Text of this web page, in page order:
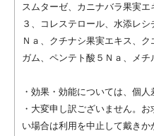
スムターゼ、カニナバラ果実
３、コレステロール、水添レ
Ｎａ、クチナシ果実エキス、
ガム、ペンテト酸５Ｎａ、メチ
・効果・効能については、個人
・大変申し訳ございません。
い場合は利用を中止して戴き